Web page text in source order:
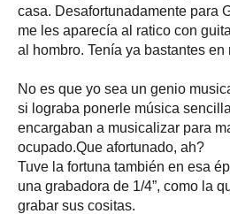
casa. Desafortunadamente para
me les aparecía al ratico con
al hombro. Tenía ya bastantes en
No es que yo sea un genio
si lograba ponerle música
encargaban a musicalizar para
ocupado.Que afortunado, ah?
Tuve la fortuna también en esa
una grabadora de 1/4”, como la
grabar sus cositas.